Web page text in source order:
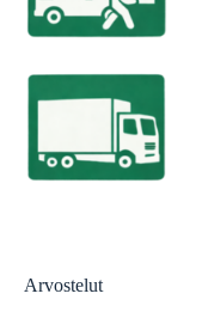
Arvostelut